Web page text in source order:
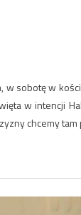
w sobotę w
w intencji
chcemy